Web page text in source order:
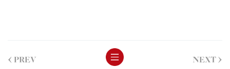
< PREV NEXT >